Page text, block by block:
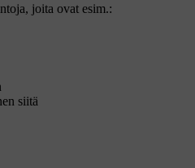
joita ovat esim.:
siitä